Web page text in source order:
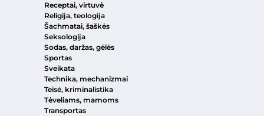
Receptai, virtuvė
Religija, teologija
Šachmatai, šaškės
Seksologija
Sodas, daržas, gėlės
Sportas
Sveikata
Technika, mechanizmai
Teisė, kriminalistika
Tėveliams, mamoms
Transportas